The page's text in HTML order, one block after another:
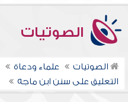
الصوتيات
الصوتيات علماء ودعاة
التعليق على سنن ابن ماجه